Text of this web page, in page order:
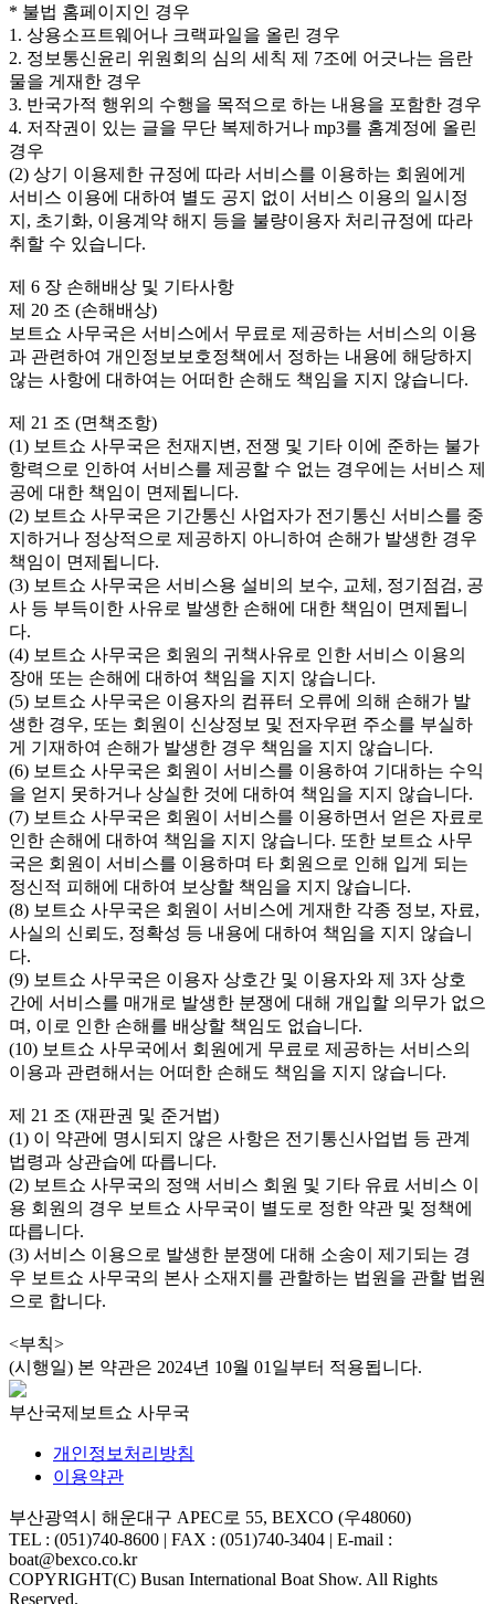
* 불법 홈페이지인 경우
1. 상용소프트웨어나 크랙파일을 올린 경우
2. 정보통신윤리 위원회의 심의 세칙 제 7조에 어긋나는 음란
물을 게재한 경우
3. 반국가적 행위의 수행을 목적으로 하는 내용을 포함한 경우
4. 저작권이 있는 글을 무단 복제하거나 mp3를 홈계정에 올린
경우
(2) 상기 이용제한 규정에 따라 서비스를 이용하는 회원에게
서비스 이용에 대하여 별도 공지 없이 서비스 이용의 일시정
지, 초기화, 이용계약 해지 등을 불량이용자 처리규정에 따라
취할 수 있습니다.
제 6 장 손해배상 및 기타사항
제 20 조 (손해배상)
보트쇼 사무국은 서비스에서 무료로 제공하는 서비스의 이용
과 관련하여 개인정보보호정책에서 정하는 내용에 해당하지
않는 사항에 대하여는 어떠한 손해도 책임을 지지 않습니다.
제 21 조 (면책조항)
(1) 보트쇼 사무국은 천재지변, 전쟁 및 기타 이에 준하는 불가
항력으로 인하여 서비스를 제공할 수 없는 경우에는 서비스 제
공에 대한 책임이 면제됩니다.
(2) 보트쇼 사무국은 기간통신 사업자가 전기통신 서비스를 중
지하거나 정상적으로 제공하지 아니하여 손해가 발생한 경우
책임이 면제됩니다.
(3) 보트쇼 사무국은 서비스용 설비의 보수, 교체, 정기점검, 공
사 등 부득이한 사유로 발생한 손해에 대한 책임이 면제됩니
다.
(4) 보트쇼 사무국은 회원의 귀책사유로 인한 서비스 이용의
장애 또는 손해에 대하여 책임을 지지 않습니다.
(5) 보트쇼 사무국은 이용자의 컴퓨터 오류에 의해 손해가 발
생한 경우, 또는 회원이 신상정보 및 전자우편 주소를 부실하
게 기재하여 손해가 발생한 경우 책임을 지지 않습니다.
(6) 보트쇼 사무국은 회원이 서비스를 이용하여 기대하는 수익
을 얻지 못하거나 상실한 것에 대하여 책임을 지지 않습니다.
(7) 보트쇼 사무국은 회원이 서비스를 이용하면서 얻은 자료로
인한 손해에 대하여 책임을 지지 않습니다. 또한 보트쇼 사무
국은 회원이 서비스를 이용하며 타 회원으로 인해 입게 되는
정신적 피해에 대하여 보상할 책임을 지지 않습니다.
(8) 보트쇼 사무국은 회원이 서비스에 게재한 각종 정보, 자료,
사실의 신뢰도, 정확성 등 내용에 대하여 책임을 지지 않습니
다.
(9) 보트쇼 사무국은 이용자 상호간 및 이용자와 제 3자 상호
간에 서비스를 매개로 발생한 분쟁에 대해 개입할 의무가 없으
며, 이로 인한 손해를 배상할 책임도 없습니다.
(10) 보트쇼 사무국에서 회원에게 무료로 제공하는 서비스의
이용과 관련해서는 어떠한 손해도 책임을 지지 않습니다.
제 21 조 (재판권 및 준거법)
(1) 이 약관에 명시되지 않은 사항은 전기통신사업법 등 관계
법령과 상관습에 따릅니다.
(2) 보트쇼 사무국의 정액 서비스 회원 및 기타 유료 서비스 이
용 회원의 경우 보트쇼 사무국이 별도로 정한 약관 및 정책에
따릅니다.
(3) 서비스 이용으로 발생한 분쟁에 대해 소송이 제기되는 경
우 보트쇼 사무국의 본사 소재지를 관할하는 법원을 관할 법원
으로 합니다.
<부칙>
(시행일) 본 약관은 2024년 10월 01일부터 적용됩니다.
부산국제보트쇼 사무국
개인정보처리방침
이용약관
부산광역시 해운대구 APEC로 55, BEXCO (우48060)
TEL : (051)740-8600 | FAX : (051)740-3404 | E-mail :
boat@bexco.co.kr
COPYRIGHT(C) Busan International Boat Show. All Rights
Reserved.